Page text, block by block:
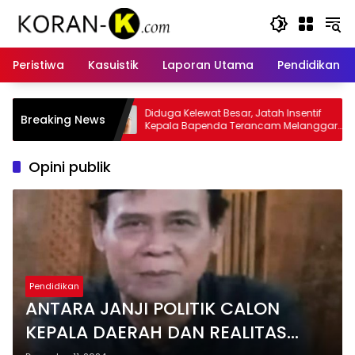
Peristiwa
Kasuistik Laporan Utama Pendidikan
Breaking News
Besar, Jatah Insentif
Bapenda Terancam Melanggar
Kasus Insentif Pajak Listrik
Tersangka
Opini publik
Pendidikan
ANTARA JANJI POLITIK CALON
KEPALA DAERAH DAN REALITAS